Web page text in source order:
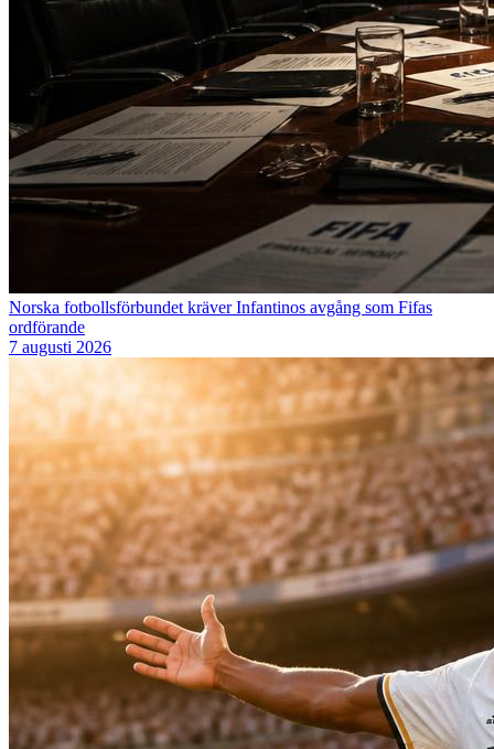
Norska fotbollsförbundet kräver Infantinos avgång som Fifas
ordförande
7 augusti 2026